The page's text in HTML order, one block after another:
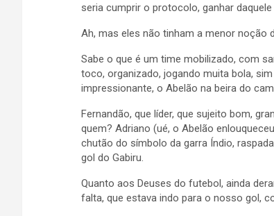
seria cumprir o protocolo, ganhar
Ah, mas eles não tinham a menor noção
Sabe o que é um time mobilizado, com
toco, organizado, jogando muita bola,
impressionante, o Abelão na beira do
Fernandão, que líder, que sujeito bom,
quem? Adriano (ué, o Abelão
chutão do símbolo da garra Índio,
gol do Gabiru.
Quanto aos Deuses do futebol, ainda
falta, que estava indo para o nosso gol,